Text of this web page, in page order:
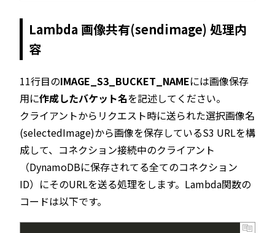
Lambda 画像共有(sendimage) 処理内
容
11行目のIMAGE_S3_BUCKET_NAMEには画像保存
用に作成したバケット名を記述してください。
クライアントからリクエスト時に送られた選択画像名
(selectedImage)から画像を保存しているS3 URLを構
成して、コネクション接続中のクライアント
（DynamoDBに保存されてる全てのコネクション
ID）にそのURLを送る処理をします。Lambda関数の
コードは以下です。